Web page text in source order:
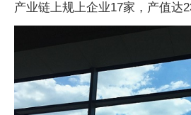
产业链上规上企业17家，产值达